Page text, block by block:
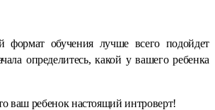
формат обучения лучше всего подойдет
определитесь, какой у вашего ребенка
ваш ребенок настоящий интроверт!